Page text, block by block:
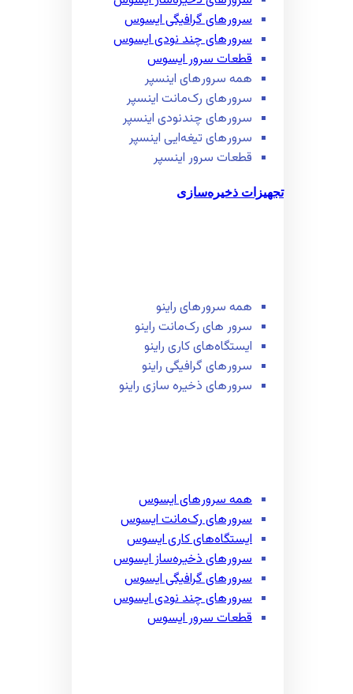
سرور‌های گرافیگی ایسوس
سرور‌های چند نودی ایسوس
قطعات سرور ایسوس
همه سرور‌های اینسپر
سرور‌های رک‌مانت اینسپر
سرور‌های چند‌نودی اینسپر
سرور‌های تیغه‌ایی اینسپر
قطعات سرور اینسپر
تجهیزات ذخیره‌سازی
همه سرور‌های راینو
سرور ‌های رک‌مانت راینو
ایستگاه‌های کاری راینو
سرور‌های گرافیگی راینو
سرور‌های ذخیره سازی راینو
همه سرور‌های ایسوس
سرور‌های رک‌مانت ایسوس
ایستگاه‌های کاری ایسوس
سرور‌های ذخیره‌ساز ایسوس
سرور‌های گرافیگی ایسوس
سرور‌های چند نودی ایسوس
قطعات سرور ایسوس